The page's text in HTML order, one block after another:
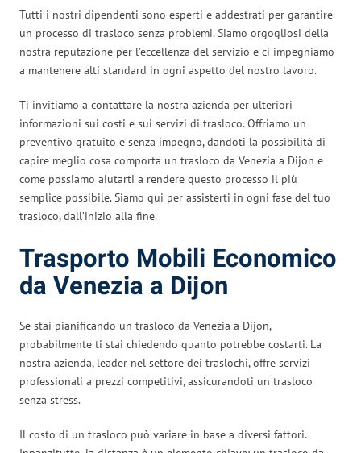
Tutti i nostri dipendenti sono esperti e addestrati per garantire
un processo di trasloco senza problemi. Siamo orgogliosi della
nostra reputazione per l’eccellenza del servizio e ci impegniamo
a mantenere alti standard in ogni aspetto del nostro lavoro.
Ti invitiamo a contattare la nostra azienda per ulteriori
informazioni sui costi e sui servizi di trasloco. Offriamo un
preventivo gratuito e senza impegno, dandoti la possibilità di
capire meglio cosa comporta un trasloco da Venezia a Dijon e
come possiamo aiutarti a rendere questo processo il più
semplice possibile. Siamo qui per assisterti in ogni fase del tuo
trasloco, dall’inizio alla fine.
Trasporto Mobili Economico
da Venezia a Dijon
Se stai pianificando un trasloco da Venezia a Dijon,
probabilmente ti stai chiedendo quanto potrebbe costarti. La
nostra azienda, leader nel settore dei traslochi, offre servizi
professionali a prezzi competitivi, assicurandoti un trasloco
senza stress.
Il costo di un trasloco può variare in base a diversi fattori.